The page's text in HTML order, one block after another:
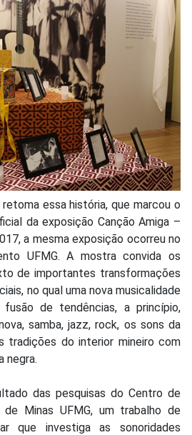
essa história, que marcou o
da exposição Canção Amiga –
a mesma exposição ocorreu no
UFMG. A mostra convida os
de importantes transformações
no qual uma nova musicalidade
de tendências, a princípio,
samba, jazz, rock, os sons da
tradições do interior mineiro com
negra.
das pesquisas do Centro de
Minas UFMG, um trabalho de
que investiga as sonoridades